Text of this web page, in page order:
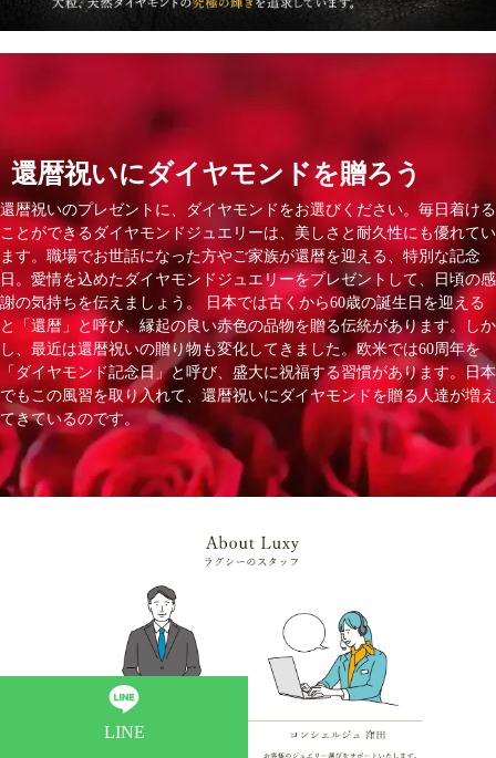
還暦祝いにダイヤモンドを贈ろう
還暦祝いのプレゼントに、ダイヤモンドをお選びください。毎日着ける
ことができるダイヤモンドジュエリーは、美しさと耐久性にも優れてい
ます。職場でお世話になった方やご家族が還暦を迎える、特別な記念
日。愛情を込めたダイヤモンドジュエリーをプレゼントして、日頃の感
謝の気持ちを伝えましょう。 日本では古くから60歳の誕生日を迎える
と「還暦」と呼び、縁起の良い赤色の品物を贈る伝統があります。しか
し、最近は還暦祝いの贈り物も変化してきました。欧米では60周年を
「ダイヤモンド記念日」と呼び、盛大に祝福する習慣があります。日本
でもこの風習を取り入れて、還暦祝いにダイヤモンドを贈る人達が増え
てきているのです。
LINE